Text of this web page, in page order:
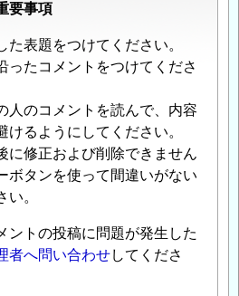
要事項
た表題をつけてください。
ったコメントをつけてくださ
人のコメントを読んで、内容
けるようにしてください。
に修正および削除できません
ボタンを使って間違いがない
い。
ントの投稿に問題が発生した
者へ問い合わせしてくださ